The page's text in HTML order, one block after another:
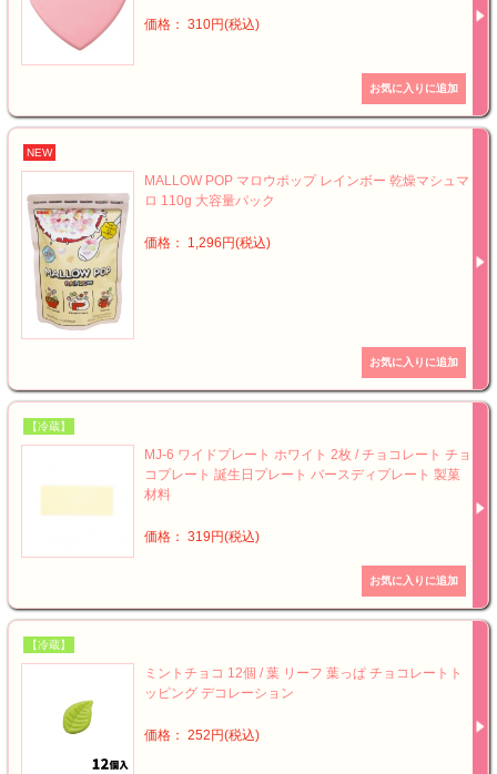
価格： 310円(税込)
NEW
MALLOW POP マロウポップ レインボー 乾燥マシュマ
ロ 110g 大容量パック
価格： 1,296円(税込)
【冷蔵】
MJ-6 ワイドプレート ホワイト 2枚 / チョコレート チョ
コプレート 誕生日プレート バースディプレート 製菓
材料
価格： 319円(税込)
【冷蔵】
ミントチョコ 12個 / 葉 リーフ 葉っぱ チョコレートト
ッピング デコレーション
価格： 252円(税込)